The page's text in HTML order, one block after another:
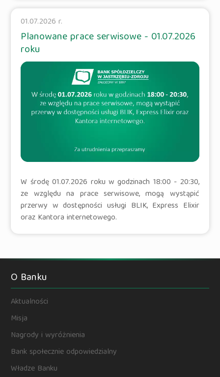
01.07.2026 r.
Planowane prace serwisowe - 01.07.2026
roku
W środę 01.07.2026 roku w godzinach 18:00 - 20:30,
ze względu na prace serwisowe, mogą wystąpić
przerwy w dostępności usługi BLIK, Express Elixir
oraz Kantora internetowego.
O Banku
Aktualności
Misja
Nagrody i wyróżnienia
Bank społecznie odpowiedzialny
Władze Banku